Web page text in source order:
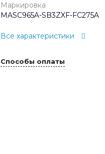
Маркировка
MASC965A-SB3ZXF-FC275A
Все характеристики
Способы оплаты